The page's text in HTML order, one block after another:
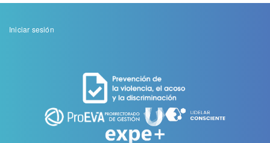
Menu
Iniciar sesión